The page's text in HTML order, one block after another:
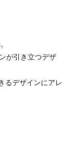
が引き立つデザ
るデザインにアレ